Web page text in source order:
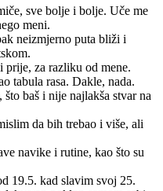
sve bolje i bolje. Uče me
meni.
neizmjerno puta bliži i
prije, za razliku od mene.
tabula rasa. Dakle, nada.
baš i nije najlakša stvar na
da bih trebao i više, ali
navike i rutine, kao što su
19.5. kad slavim svoj 25.